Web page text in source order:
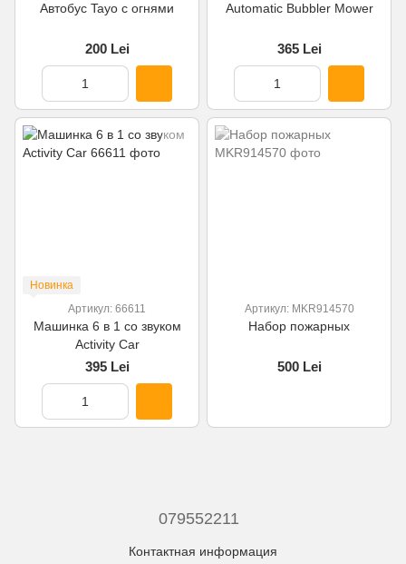
Автобус Tayo с огнями
200 Lei
Automatic Bubbler Mower
365 Lei
Новинка
Артикул: 66611
Машинка 6 в 1 со звуком
Activity Car
395 Lei
Артикул: MKR914570
Набор пожарных
500 Lei
079552211
Контактная информация